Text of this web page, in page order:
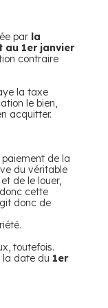
par la
au 1er janvier
contraire
la taxe
le bien,
acquitter.
de la
du véritable
de le louer,
cette
donc de
toutefois.
la date du 1er